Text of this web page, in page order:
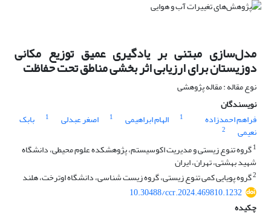
مدل‌سازی مبتنی بر یادگیری عمیق توزیع مکانی
دوزیستان برای ارزیابی اثر بخشی مناطق تحت حفاظت
نوع مقاله : مقاله پژوهشی
نویسندگان
فراهم احمدزاده
1 الهام ابراهیمی 1 اصغر عبدلی 1 بابک
نعیمی
2
1گروه تنوع زیستی و مدیریت اکوسیستم، پژوهشکده علوم محیطی، دانشگاه
شهید بهشتی، تهران، ایران
2گروه پویایی کمی تنوع زیستی، گروه زیست شناسی، دانشگاه اوترخت، هلند
10.30488/ccr.2024.469810.1232
چکیده